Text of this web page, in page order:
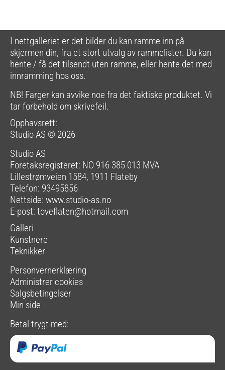
I nettgalleriet er det bilder du kan ramme inn på
skjermen din, fra et stort utvalg av rammelister. Du kan
hente / få det tilsendt uten ramme, eller hente det med
innramming hos oss.
NB! Farger kan avvike noe fra det faktiske produktet. Vi
tar forbehold om skrivefeil.
Opphavsrett:
Studio AS © 2026
Studio AS
Foretaksregisteret: NO 916 385 013 MVA
Lillestrømveien 1584, 1911 Flateby
Telefon: 93495856
Nettside: www.studio-as.no
E-post: toveflaten@hotmail.com
Galleri
Kunstnere
Teknikker
Personvernerklæring
Administrer cookies
Salgsbetingelser
Min side
Betal trygt med: